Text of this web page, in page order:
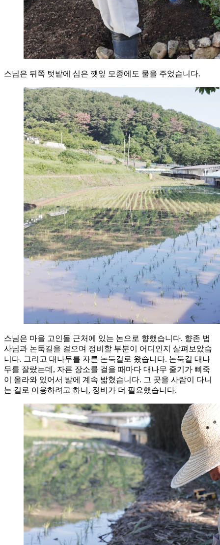
스님은 뒤쪽 텃밭에 심은 깻잎 모종에도 물을 주었습니다.
스님은 마을 고인돌 근처에 있는 논으로 향했습니다. 향존 법
사님과 논둑길을 걸으며 정비할 부분이 어디인지 살펴보았습
니다. 그리고 대나무를 자른 논둑길로 왔습니다. 논둑길 대나
무를 잘랐는데, 자른 장소를 걸을 때마다 대나무 줄기가 삐죽
이 올라와 있어서 발에 계속 밟혔습니다. 그 곳을 사람이 다니
는 길로 이용하려고 하니, 정비가 더 필요했습니다.